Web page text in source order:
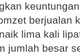
berjualan
lima kali
jumlah besar